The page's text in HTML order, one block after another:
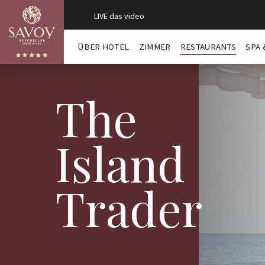
LIVE das video
ÜBER HOTEL ZIMMER RESTAURANTS SPA
The
Island
Trader